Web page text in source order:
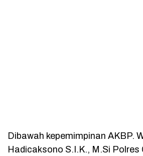
Dibawah kepemimpinan AKBP.
Hadicaksono S.I.K., M.Si Polres